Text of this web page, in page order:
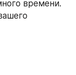
времени.